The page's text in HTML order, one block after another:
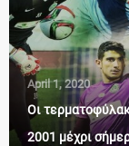
April 1, 2020
Οι
2001 μέχρι